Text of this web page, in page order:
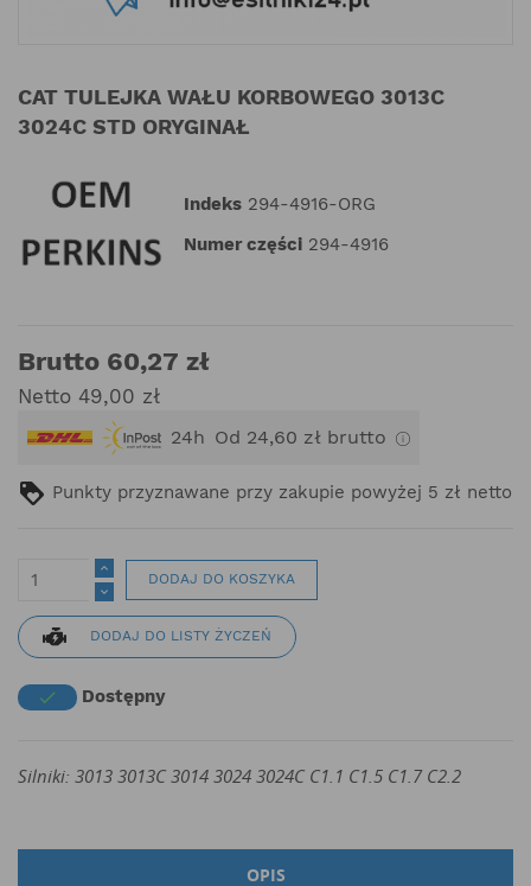
CAT TULEJKA WAŁU KORBOWEGO 3013C
3024C STD ORYGINAŁ
Indeks 294-4916-ORG
Numer części 294-4916
Brutto 60,27 zł
Netto 49,00 zł
24h Od 24,60 zł brutto
Punkty przyznawane przy zakupie powyżej 5 zł netto
DODAJ DO KOSZYKA
DODAJ DO LISTY ŻYCZEŃ
 Dostępny
Silniki: 3013 3013C 3014 3024 3024C C1.1 C1.5 C1.7 C2.2
OPIS